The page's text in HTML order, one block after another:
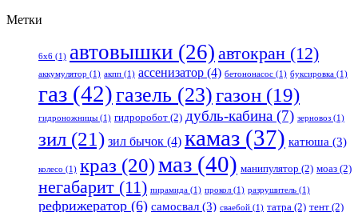
Метки
6x6 (1) автовышки (26) автокран (12)
аккумулятор (1) акпп (1) ассенизатор (4) бетононасос (1) буксировка (1)
газ (42)газель (23)газон (19)
гидроножницы (1) гидроробот (2) дубль-кабина (7) зерновоз (1)
зил (21) зил бычок (4) камаз (37) катюша (3)
колесо (1) краз (20)маз (40) манипулятор (2) моаз (2)
негабарит (11) пирамида (1) прокол (1) разрушитель (1)
рефрижератор (6) самосвал (3) сваебой (1) татра (2) тент (2)